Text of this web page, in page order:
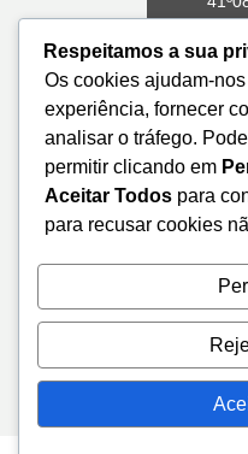
W
328
a
Respeitamos a sua
Os cookies ajudam-
experiência, fornecer
analisar o tráfego.
permitir clicando em
Aceitar Todos para
para recusar cookies